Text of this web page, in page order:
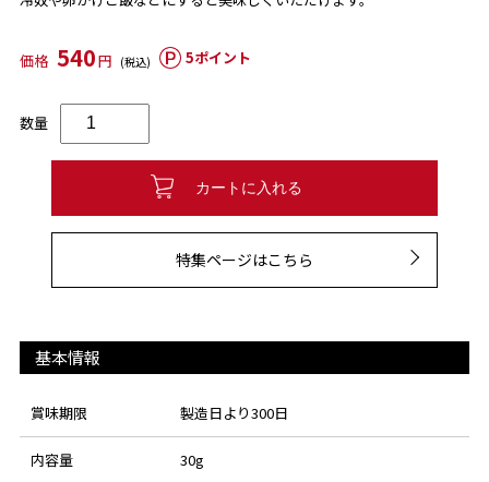
価格 540円 (税込) 5ポイント
数量
カートに入れる
特集ページはこちら
基本情報
賞味期限 製造日より300日
内容量 30g